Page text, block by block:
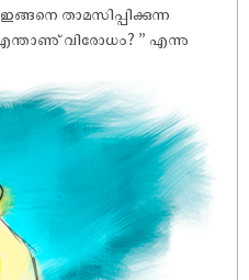
താമസിപ്പിക്കുന്ന
എന്താണു് വിരോധം? ” എന്നു